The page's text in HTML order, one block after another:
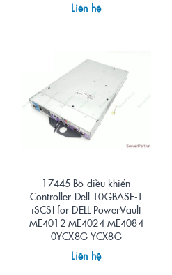
Liên hệ
17445 Bộ điều khiển
Controller Dell 10GBASE-T
iSCSI for DELL PowerVault
ME4012 ME4024 ME4084
0YCX8G YCX8G
Liên hệ